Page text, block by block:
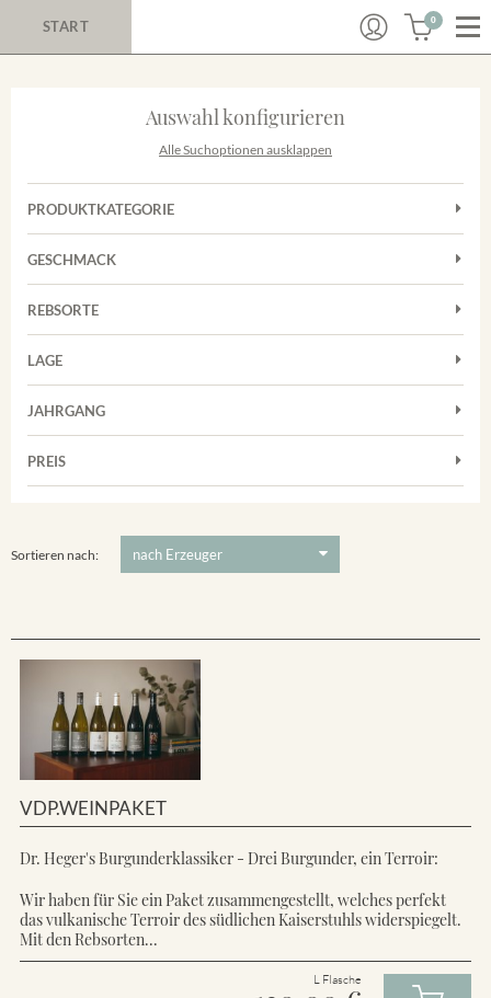
START 0
Auswahl konfigurieren
Alle Suchoptionen ausklappen
PRODUKTKATEGORIE
Cuvées
Rosé
Sekt
GESCHMACK
Trocken
REBSORTE
Auxerrois
Cuvée
Grauburgunder
LAGE
Achkarrer Schlossberg
Merdinger Bühl
Vorderer Winklerberg
JAHRGANG
PREIS
Sortieren nach:
VDP.WEINPAKET
Dr. Heger's Burgunderklassiker - Drei Burgunder, ein Terroir:
Wir haben für Sie ein Paket zusammengestellt, welches perfekt
das vulkanische Terroir des südlichen Kaiserstuhls widerspiegelt.
Mit den Rebsorten...
L Flasche